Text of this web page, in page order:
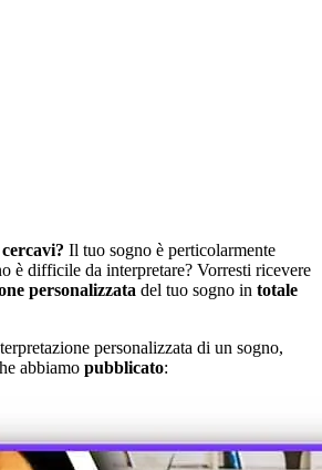
Il tuo sogno è perticolarmente
è difficile da interpretare? Vorresti ricevere
personalizzata del tuo sogno in totale
personalizzata di un sogno,
abbiamo pubblicato: